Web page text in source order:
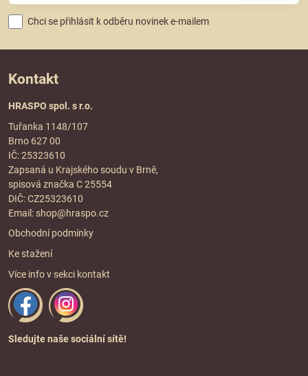
Chci se přihlásit k odběru novinek e-mailem
Kontakt
HRASPO spol. s r.o.
Tuřanka 1148/107
Brno 627 00
IČ: 25323610
Zapsaná u Krajského soudu v Brně,
spisová značka C 25554
DIČ: CZ25323610
Email: shop@hraspo.cz
Obchodní podmínky
Ke stažení
Více info v sekci kontakt
Sledujte naše sociální sítě!